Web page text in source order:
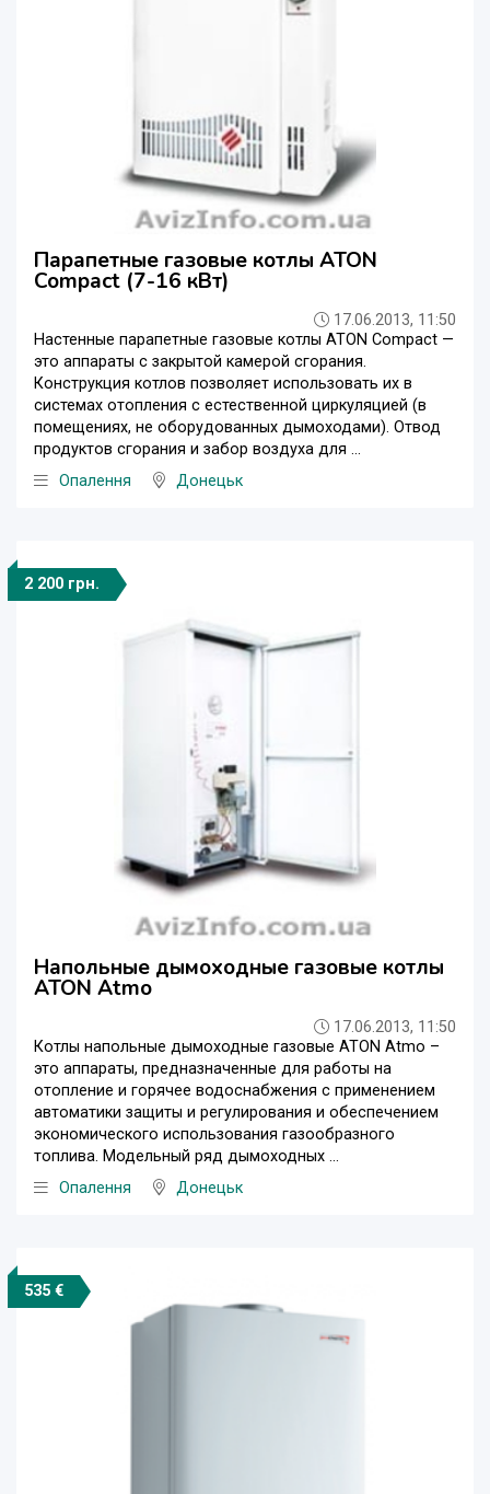
Парапетные газовые котлы ATON
Compact (7-16 кВт)
17.06.2013, 11:50
Настенные парапетные газовые котлы ATON Compact —
это аппараты с закрытой камерой сгорания.
Конструкция котлов позволяет использовать их в
системах отопления с естественной циркуляцией (в
помещениях, не оборудованных дымоходами). Отвод
продуктов сгорания и забор воздуха для ...
Опалення
Донецьк
2 200 грн.
Напольные дымоходные газовые котлы
ATON Atmo
17.06.2013, 11:50
Котлы напольные дымоходные газовые ATON Atmo –
это аппараты, предназначенные для работы на
отопление и горячее водоснабжения с применением
автоматики защиты и регулирования и обеспечением
экономического использования газообразного
топлива. Модельный ряд дымоходных ...
Опалення
Донецьк
535 €